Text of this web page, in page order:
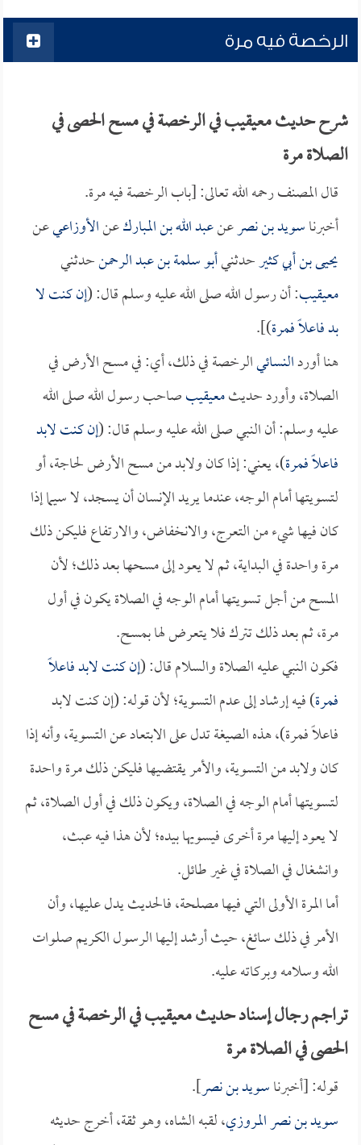
الرخصة فيه مرة
شرح حديث معيقيب في الرخصة في مسح الحصى في
الصلاة مرة
قال المصنف رحمه الله تعالى: [باب الرخصة فيه مرة.
أخبرناسويد بن نصرعنعبد الله بن المباركعنالأوزاعيعن
يحيى بن أبي كثيرحدثنيأبو سلمة بن عبد الرحمنحدثني
معيقيب: أن رسول الله صلى الله عليه وسلم قال: (إن كنت لا
بد فاعلاً فمرة)].
هنا أوردالنسائيالرخصة في ذلك، أي: في مسح الأرض في
الصلاة، وأورد حديثمعيقيبصاحب رسول الله صلى الله
عليه وسلم: أن النبي صلى الله عليه وسلم قال: (إن كنت لابد
فاعلاً فمرة)، يعني: إذا كان ولابد من مسح الأرض لحاجة، أو
لتسويتها أمام الوجه، عندما يريد الإنسان أن يسجد، لا سيما إذا
كان فيها شيء من التعرج، والانخفاض، والارتفاع فليكن ذلك
مرة واحدة في البداية، ثم لا يعود إلى مسحها بعد ذلك؛ لأن
المسح من أجل تسويتها أمام الوجه في الصلاة يكون في أول
مرة، ثم بعد ذلك تترك فلا يتعرض لها بمسح.
فكون النبي عليه الصلاة والسلام قال: (إن كنت لابد فاعلاً
فمرة) فيه إرشاد إلى عدم التسوية؛ لأن قوله: (إن كنت لابد
فاعلاً فمرة)، هذه الصيغة تدل على الابتعاد عن التسوية، وأنه إذا
كان ولابد من التسوية، والأمر يقتضيها فليكن ذلك مرة واحدة
لتسويتها أمام الوجه في الصلاة، ويكون ذلك في أول الصلاة، ثم
لا يعود إليها مرة أخرى فيسويها بيده؛ لأن هذا فيه عبث،
وانشغال في الصلاة في غير طائل.
أما المرة الأولى التي فيها مصلحة، فالحديث يدل عليها، وأن
الأمر في ذلك سائغ، حيث أرشد إليها الرسول الكريم صلوات
الله وسلامه وبركاته عليه.
تراجم رجال إسناد حديث معيقيب في الرخصة في مسح
الحصى في الصلاة مرة
قوله: [أخبرناسويد بن نصر].
سويد بن نصر المروزي، لقبه الشاه، وهو ثقة، أخرج حديثه